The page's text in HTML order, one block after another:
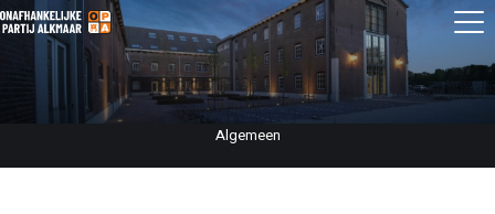
Algemeen